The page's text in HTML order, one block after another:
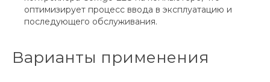
оптимизирует процесс ввода в эксплуатацию и
последующего обслуживания.
Варианты применения